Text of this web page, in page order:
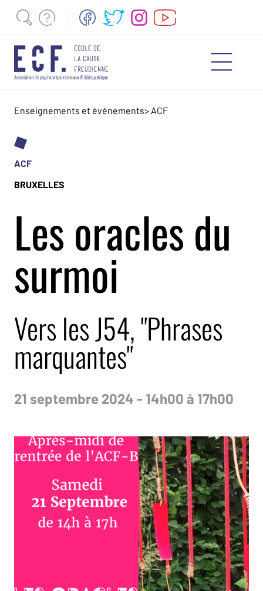
Enseignements et évènements> ACF
ACF
BRUXELLES
Les oracles du
surmoi
Vers les J54, "Phrases
marquantes"
21 septembre 2024 - 14h00 à 17h00